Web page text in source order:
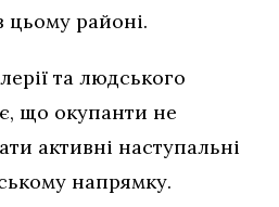
цьому районі.
та людського
що окупанти не
активні наступальні
напрямку.